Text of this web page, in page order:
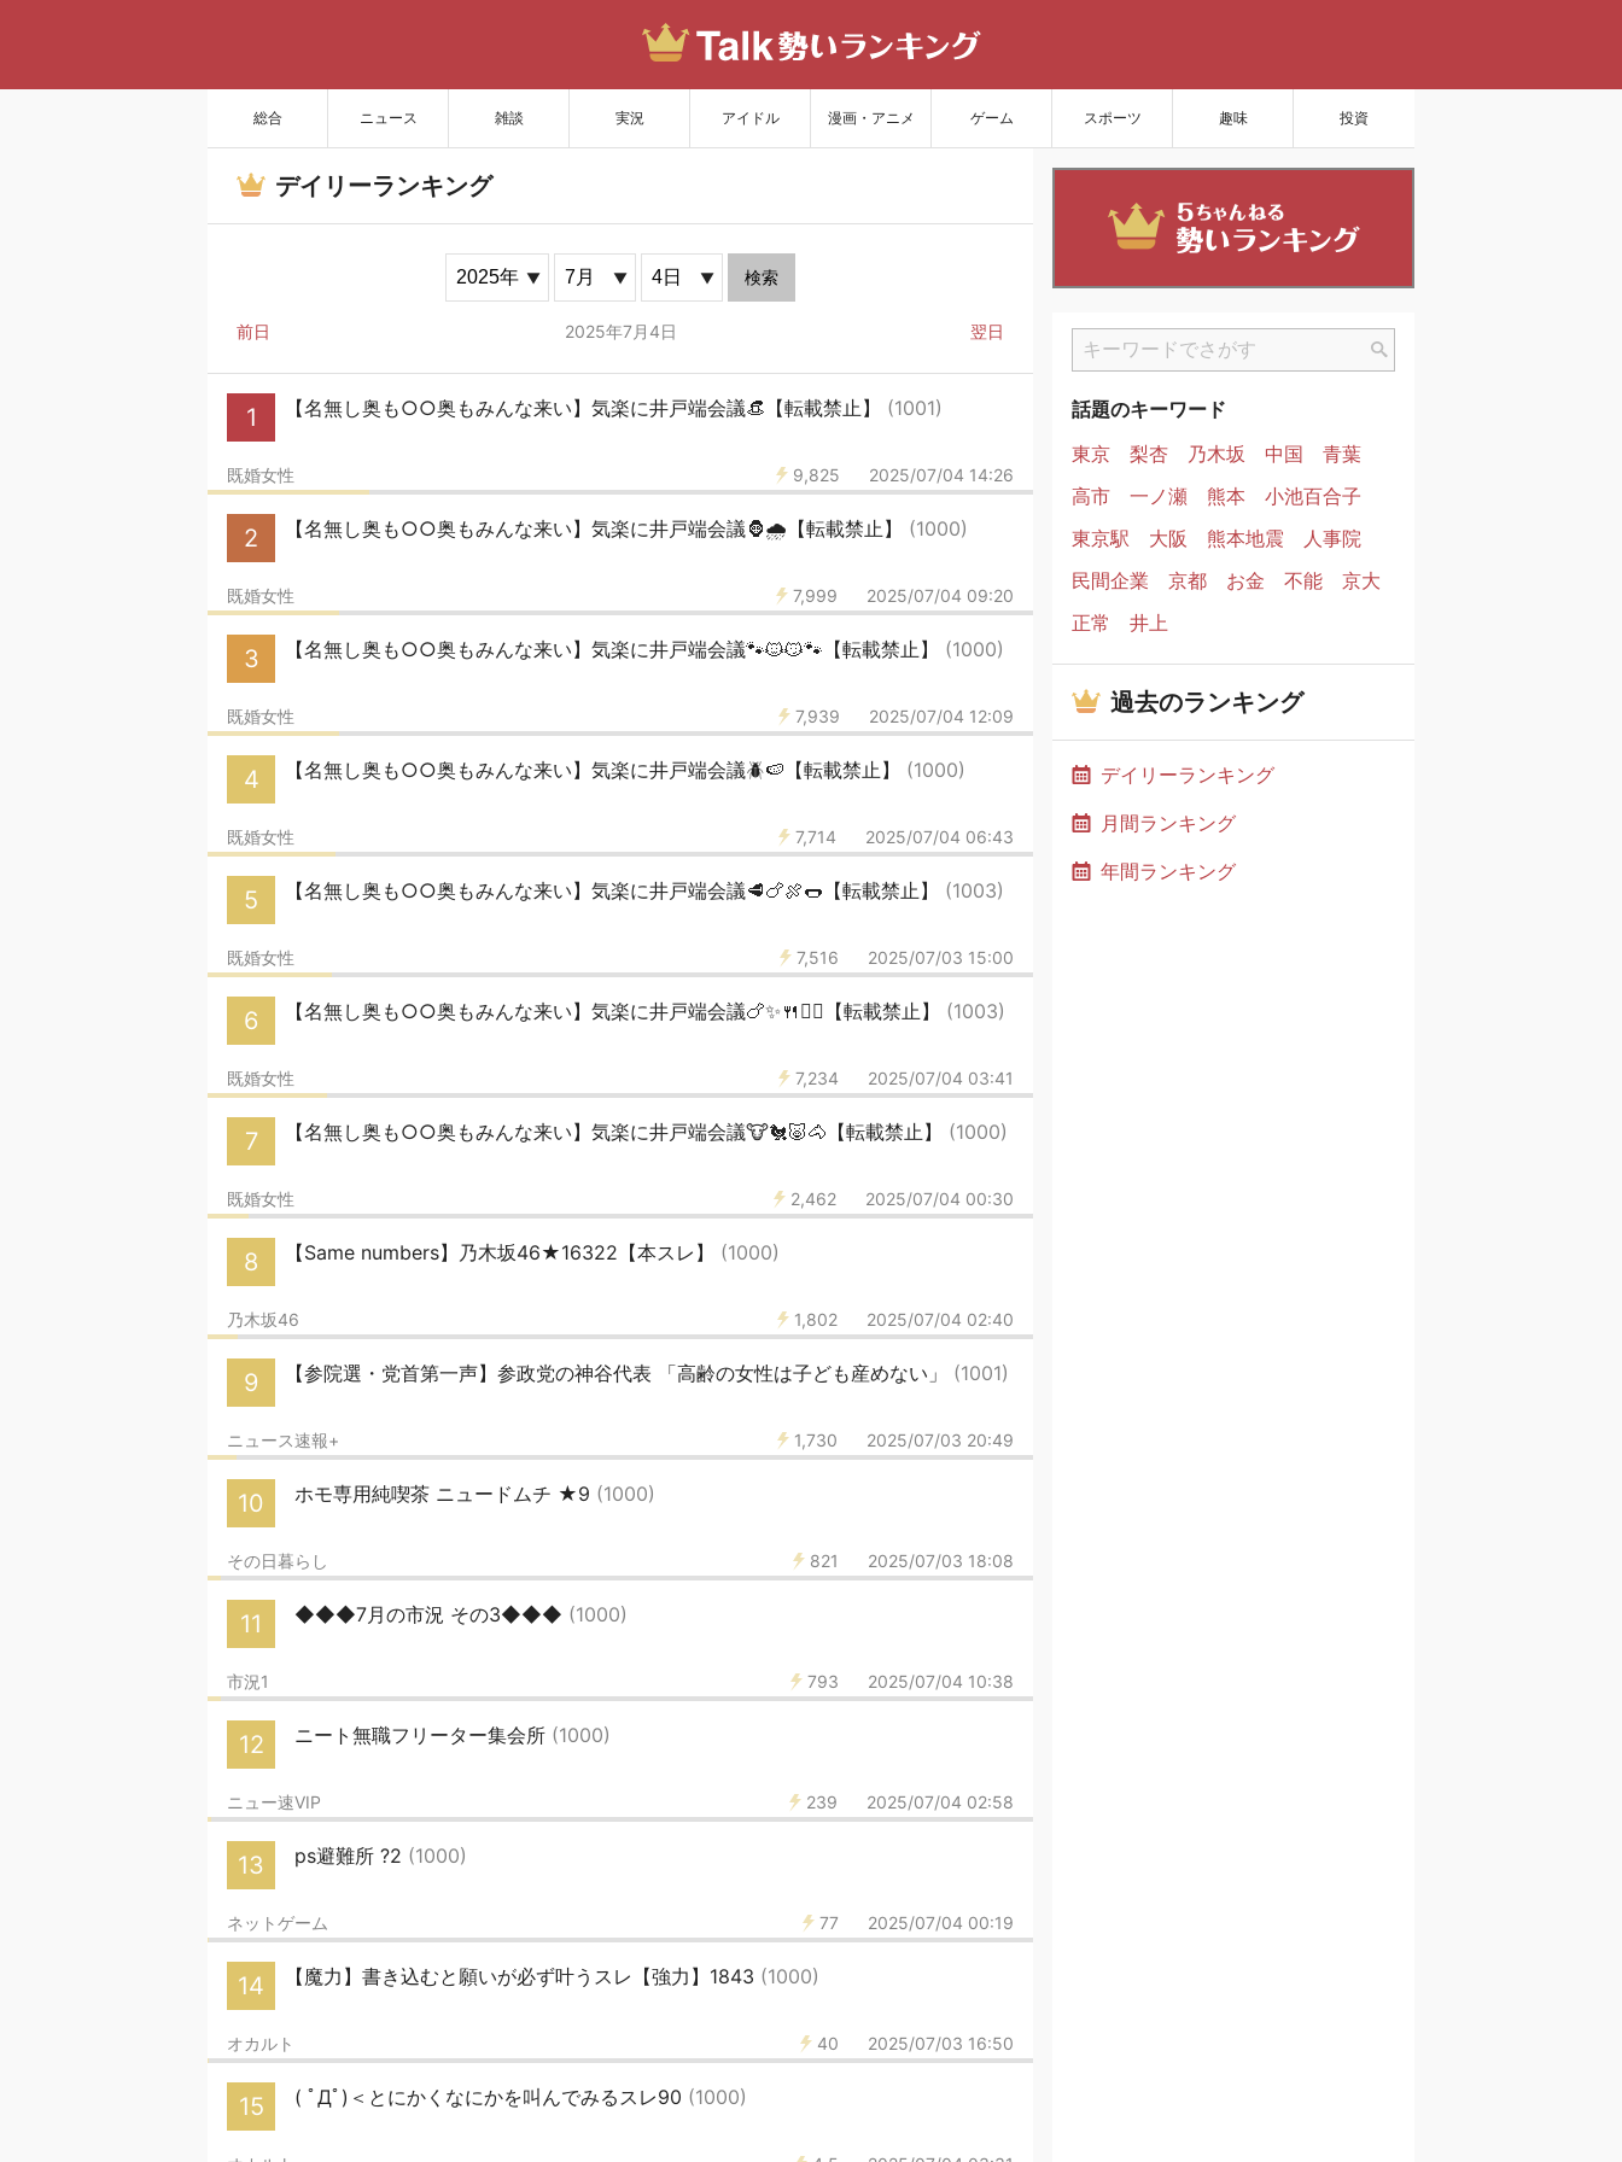
総合 ニュース 雑談 実況 アイドル 漫画・アニメ ゲーム スポーツ 趣味 投資
サイトを更新
デイリーランキング
検索
前日 2025年7月4日 翌日
1 【名無し奥も○○奥もみんな来い】気楽に井戸端会議👒【転載禁止】 (1001)
9,825 2025/07/04 14:26
既婚女性
2 【名無し奥も○○奥もみんな来い】気楽に井戸端会議🦍🌧【転載禁止】 (1000)
7,999 2025/07/04 09:20
既婚女性
3 【名無し奥も○○奥もみんな来い】気楽に井戸端会議🐾🐱😼🐾【転載禁止】 (1000)
7,939 2025/07/04 12:09
既婚女性
4 【名無し奥も○○奥もみんな来い】気楽に井戸端会議🪲🍉【転載禁止】 (1000)
7,714 2025/07/04 06:43
既婚女性
5 【名無し奥も○○奥もみんな来い】気楽に井戸端会議🥩🍗🍖🌭【転載禁止】 (1003)
7,516 2025/07/03 15:00
既婚女性
6 【名無し奥も○○奥もみんな来い】気楽に井戸端会議🍗✨🍴🙎‍♀️【転載禁止】 (1003)
7,234 2025/07/04 03:41
既婚女性
7 【名無し奥も○○奥もみんな来い】気楽に井戸端会議🐮🐔🐷🐴【転載禁止】 (1000)
2,462 2025/07/04 00:30
既婚女性
8 【Same numbers】乃木坂46★16322【本スレ】 (1000)
1,802 2025/07/04 02:40
乃木坂46
9 【参院選・党首第一声】参政党の神谷代表 「高齢の女性は子ども産めない」 (1001)
1,730 2025/07/03 20:49
ニュース速報+
10 ホモ専用純喫茶 ニュードムチ ★9 (1000)
821 2025/07/03 18:08
その日暮らし
11 ◆◆◆7月の市況 その3◆◆◆ (1000)
793 2025/07/04 10:38
市況1
12 ニート無職フリーター集会所 (1000)
239 2025/07/04 02:58
ニュー速VIP
13 ps避難所 ?2 (1000)
77 2025/07/04 00:19
ネットゲーム
14 【魔力】書き込むと願いが必ず叶うスレ【強力】1843 (1000)
40 2025/07/03 16:50
オカルト
15 ( ﾟДﾟ)＜とにかくなにかを叫んでみるスレ90 (1000)
話題のキーワード
東京
梨杏 乃木坂 中国
青葉
高市
一ノ瀬 熊本
小池百合子
東京駅
大阪 熊本地震
人事院
民間企業
京都 お金 不能
京大
正常
井上
過去のランキング
デイリーランキング
月間ランキング
年間ランキング